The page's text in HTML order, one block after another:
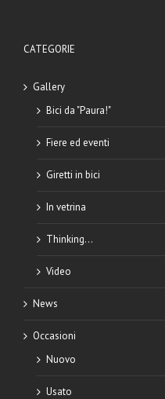
CATEGORIE
Gallery
Bici da "Paura!"
Fiere ed eventi
Giretti in bici
In vetrina
Thinking…
Video
News
Occasioni
Nuovo
Usato